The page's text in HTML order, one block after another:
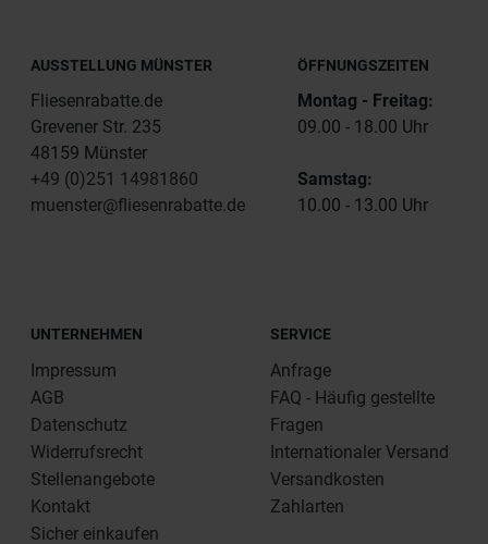
AUSSTELLUNG MÜNSTER
Fliesenrabatte.de
Grevener Str. 235
48159 Münster
+49 (0)251 14981860
muenster@fliesenrabatte.de
ÖFFNUNGSZEITEN
Montag - Freitag:
09.00 - 18.00 Uhr
Samstag:
10.00 - 13.00 Uhr
UNTERNEHMEN
Impressum
AGB
Datenschutz
Widerrufsrecht
Stellenangebote
Kontakt
Sicher einkaufen
SERVICE
Anfrage
FAQ - Häufig gestellte
Fragen
Internationaler Versand
Versandkosten
Zahlarten